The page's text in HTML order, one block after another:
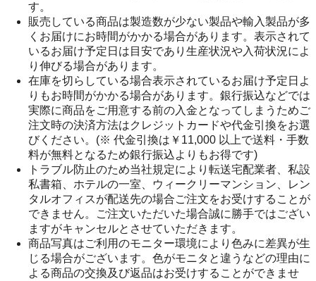
す。
販売している商品は製造数が少ない製品や輸入製品が多
くお届けにお時間がかかる場合があります。表示されて
いるお届け予定日は目安であり生産状況や入荷状況によ
り伸びる場合があります。
在庫を切らしている場合表示されているお届け予定日よ
りもお時間がかかる場合があります。銀行振込などでは
実際に商品をご用意する前の入金となってしまうためご
注文時の決済方法はクレジットカードや代金引換をお選
びください。(※ 代金引換は￥11,000 以上で送料・手数
料が無料となるため銀行振込よりもお得です)
トラブル防止のため当社規定により転送宅配業者、私設
私書箱、ホテルの一室、ウィークリーマンション、レン
タルオフィスが配送先の場合ご注文をお受けすることが
できません。ご注文いただいた場合誠に勝手ではござい
ますがキャンセルとさせていただきます。
商品写真はご利用のモニター環境により色みに差異が生
じる場合がございます。色がモニタと違うなどの理由に
よる商品の交換及び返品はお受けすることができませ